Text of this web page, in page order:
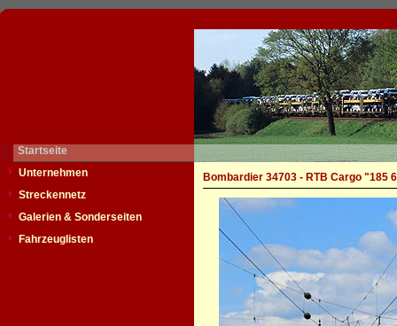
Startseite
Unternehmen
Streckennetz
Galerien & Sonderseiten
Fahrzeuglisten
Bombardier 34703 - RTB Cargo "185